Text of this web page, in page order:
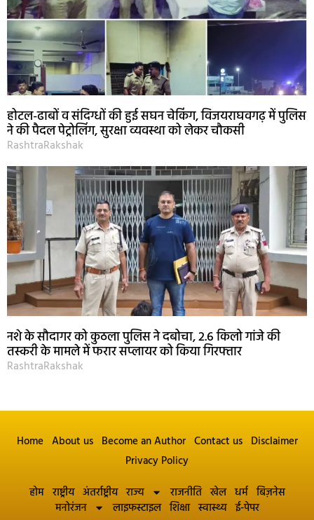
होटल-ढाबों व संदिग्धों की हुई सघन चेकिंग, विजयराघवगढ़ में पुलिस
ने की पैदल पेट्रोलिंग, सुरक्षा व्यवस्था को लेकर चौकसी
RashtraRakshak
नशे के सौदागर को कुठला पुलिस ने दबोचा, 2.6 किलो गांजे की
तस्करी के मामले में फरार सप्लायर को किया गिरफ्तार
RashtraRakshak
Home About us Become an Author Contact us Disclaimer
Privacy Policy
होम राष्ट्रीय अंतर्राष्ट्रीय राज्य राजनीति खेल धर्म बिज़नेस
मनोरंजन
लाइफस्टाइल शिक्षा स्वास्थ्य ई-पेपर